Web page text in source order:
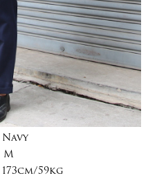
Navy
M
173cm/59kg